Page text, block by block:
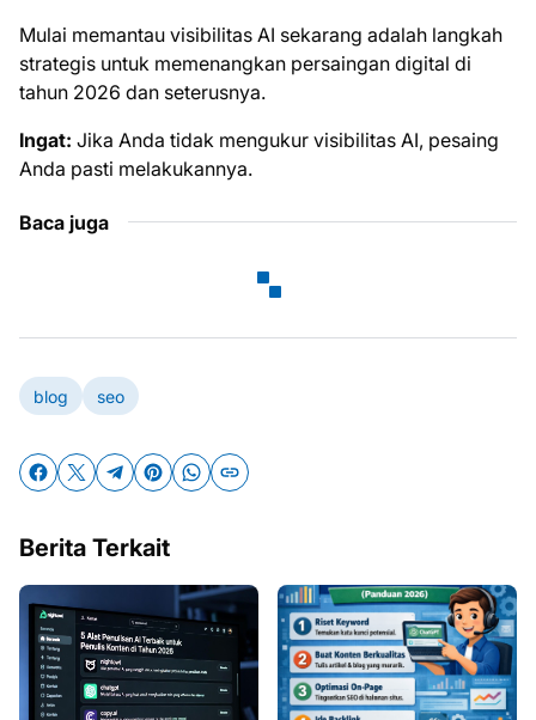
Mulai memantau visibilitas AI sekarang adalah langkah
strategis untuk memenangkan persaingan digital di
tahun 2026 dan seterusnya.
Ingat: Jika Anda tidak mengukur visibilitas AI, pesaing
Anda pasti melakukannya.
Baca juga
blog seo
Berita Terkait